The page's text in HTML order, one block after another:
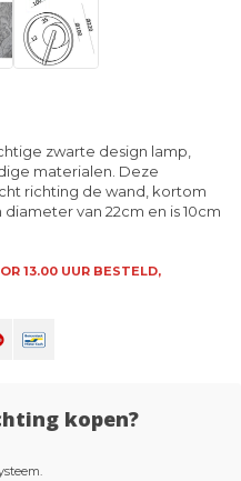
zwarte design lamp,
materialen. Deze
richting de wand, kortom
van 22cm en is 10cm
13.00 UUR BESTELD,
kopen?